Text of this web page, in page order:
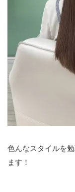
色んなスタイルを
ます！